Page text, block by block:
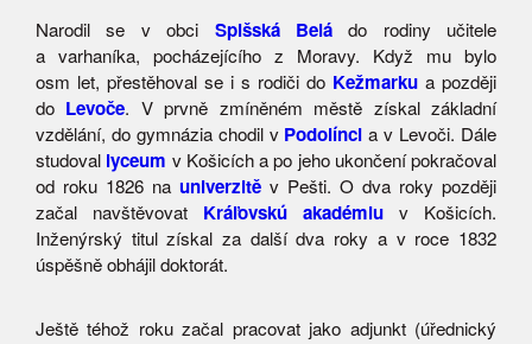
Narodil se v obci Spišská Beládo rodiny učitele
a varhaníka, pocházejícího z Moravy. Když mu bylo
osm let, přestěhoval se i s rodiči do Kežmarku a později
do Levoče. V prvně zmíněném městě získal základní
vzdělání, do gymnázia chodil v Podolínci a v Levoči. Dále
studoval lyceum v Košicích a po jeho ukončení pokračoval
od roku 1826 na univerzitě v Pešti. O dva roky později
začal navštěvovat Kráľovskú akadémiu v Košicích.
Inženýrský titul získal za další dva roky a v roce 1832
úspěšně obhájil doktorát.
Ještě téhož roku začal pracovat jako adjunkt (úřednický